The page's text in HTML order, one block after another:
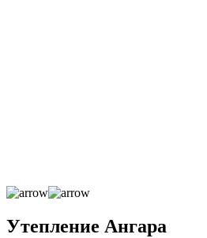
Утепление Ангара